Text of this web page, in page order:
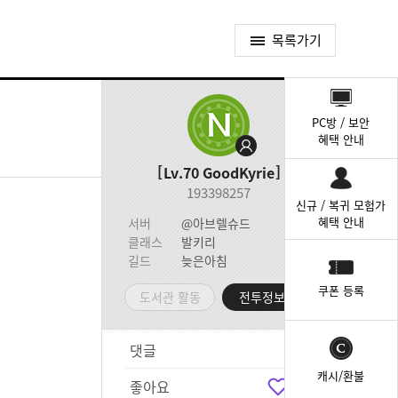
목록가기
Lv.70 GoodKyrie
193398257
서버
@아브렐슈드
클래스
발키리
길드
늦은아침
도서관 활동 전투정보실
댓글
좋아요
PC방 / 보안
혜택 안내
신규 / 복귀 모험가
혜택 안내
쿠폰 등록
캐시/환불